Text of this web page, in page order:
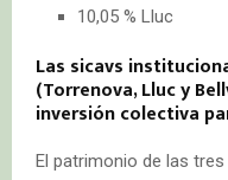
10,05 % Lluc
Las sicavs
(Torrenova, Lluc y
inversión colectiva
El patrimonio de las